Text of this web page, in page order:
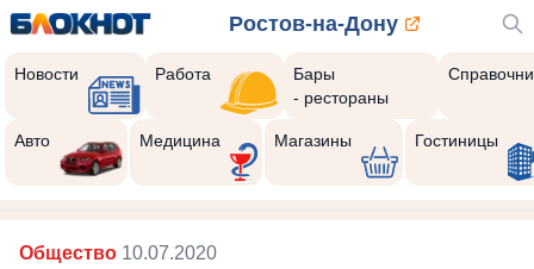
Ростов-на-Дону
Новости Работа
Бары
- рестораны
Авто Медицина Магазины Гостиницы
Общество 10.07.2020